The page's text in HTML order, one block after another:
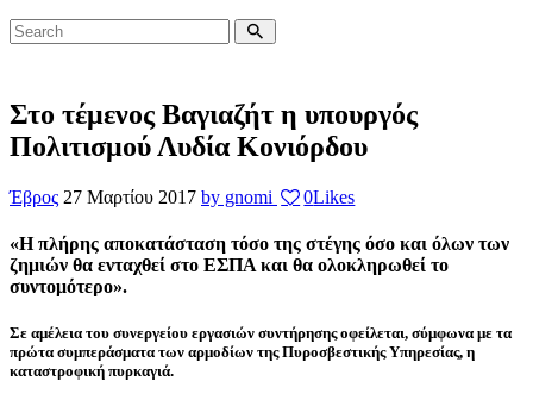
Στο τέμενος Βαγιαζήτ η υπουργός
Πολιτισμού Λυδία Κονιόρδου
Έβρος 27 Μαρτίου 2017 by gnomi 0Likes
«Η πλήρης αποκατάσταση τόσο της στέγης όσο και όλων των
ζημιών θα ενταχθεί στο ΕΣΠΑ και θα ολοκληρωθεί το
συντομότερο».
Σε αμέλεια του συνεργείου εργασιών συντήρησης οφείλεται, σύμφωνα με τα
πρώτα συμπεράσματα των αρμοδίων της Πυροσβεστικής Υπηρεσίας, η
καταστροφική πυρκαγιά.